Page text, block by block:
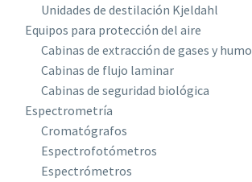
Unidades de destilación Kjeldahl
Equipos para protección del aire
Cabinas de extracción de gases y humo
Cabinas de flujo laminar
Cabinas de seguridad biológica
Espectrometría
Cromatógrafos
Espectrofotómetros
Espectrómetros